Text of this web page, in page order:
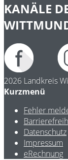
KANÄLE
2026 Landkreis
Kurzmenü
Fehler
Datenschutz
Impressum
eRechnung